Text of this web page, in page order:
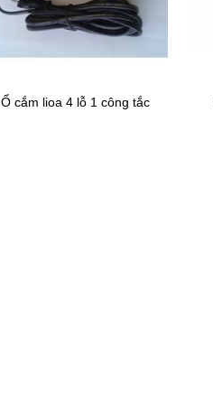
Ổ cắm lioa 4 lỗ 1 công tắc